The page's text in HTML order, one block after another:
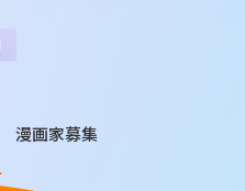
漫画家募集